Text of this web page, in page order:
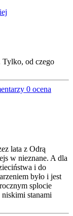
Tylko, od czego
0 ocena
lata z Odrą
w nieznane. A dla
i do
było i jest
splocie
stanami